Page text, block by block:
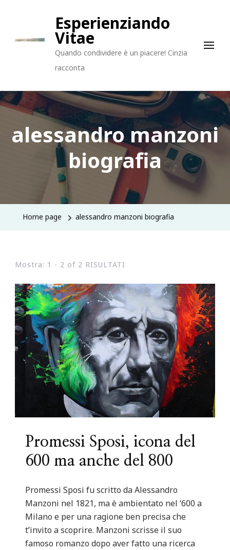
Esperienziando
Vitae
Quando condividere è un piacere! Cinzia
racconta
alessandro manzoni
biografia
Home page alessandro manzoni biografia
Mostra: 1 - 2 of 2 RISULTATI
Promessi Sposi, icona del
600 ma anche del 800
Promessi Sposi fu scritto da Alessandro
Manzoni nel 1821, ma è ambientato nel ‘600 a
Milano e per una ragione ben precisa che
t’invito a scoprire. Manzoni scrisse il suo
famoso romanzo dopo aver fatto una ricerca